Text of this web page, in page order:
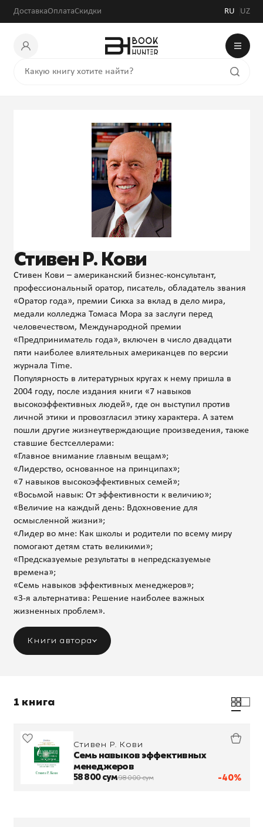
ДоставкаОплатаСкидки RU UZ
Стивен Р. Кови
Стивен Кови – американский бизнес-консультант,
профессиональный оратор, писатель, обладатель звания
«Оратор года», премии Сикха за вклад в дело мира,
медали колледжа Томаса Мора за заслуги перед
человечеством, Международной премии
«Предприниматель года», включен в число двадцати
пяти наиболее влиятельных американцев по версии
журнала Time.
Популярность в литературных кругах к нему пришла в
2004 году, после издания книги «7 навыков
высокоэффективных людей», где он выступил против
личной этики и провозгласил этику характера. А затем
пошли другие жизнеутверждающие произведения, также
ставшие бестселлерами:
«Главное внимание главным вещам»;
«Лидерство, основанное на принципах»;
«7 навыков высокоэффективных семей»;
«Восьмой навык: От эффективности к величию»;
«Величие на каждый день: Вдохновение для
осмысленной жизни»;
«Лидер во мне: Как школы и родители по всему миру
помогают детям стать великими»;
«Предсказуемые результаты в непредсказуемые
времена»;
«Семь навыков эффективных менеджеров»;
«3-я альтернатива: Решение наиболее важных
жизненных проблем».
Книги автора
1 книга
-40%
Стивен Р. Кови
Семь навыков эффективных
менеджеров
58 800 сум98 000 сум